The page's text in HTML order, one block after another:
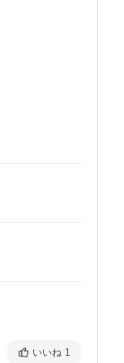
いいね 1